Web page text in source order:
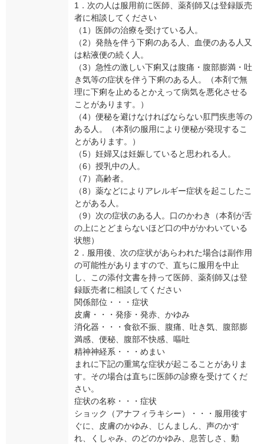
1．次の人は服用前に医師、薬剤師又は登録販売
者に相談してください
（1）医師の治療を受けている人。
（2）発熱を伴う下痢のある人、血便のある人又
は粘液便の続く人。
（3）急性の激しい下痢又は腹痛・腹部膨満・吐
き気等の症状を伴う下痢のある人。（本剤で無
理に下痢を止めるとかえって病気を悪化させる
ことがあります。）
（4）便秘を避けなければならない肛門疾患等の
ある人。（本剤の服用により便秘が発現するこ
とがあります。）
（5）妊婦又は妊娠していると思われる人。
（6）授乳中の人。
（7）高齢者。
（8）薬などによりアレルギー症状を起こしたこ
とがある人。
（9）次の症状のある人。口のかわき（本剤が舌
の上にとどまらないほど口の中がかわいている
状態）
2．服用後、次の症状があらわれた場合は副作用
の可能性がありますので、直ちに服用を中止
し、この添付文書を持って医師、薬剤師又は登
録販売者に相談してください
関係部位・・・症状
皮膚・・・発疹・発赤、かゆみ
消化器・・・食欲不振、腹痛、吐き気、腹部膨
満感、便秘、腹部不快感、嘔吐
精神神経系・・・めまい
まれに下記の重篤な症状が起こることがありま
す。その場合は直ちに医師の診療を受けてくだ
さい。
症状の名称・・・症状
ショック（アナフィラキシー）・・・服用後す
ぐに、皮膚のかゆみ、じんましん、声のかす
れ、くしゃみ、のどのかゆみ、息苦しさ、動